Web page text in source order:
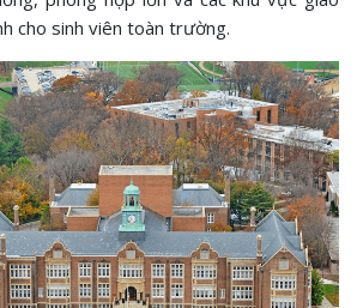
cho sinh viên toàn trường.